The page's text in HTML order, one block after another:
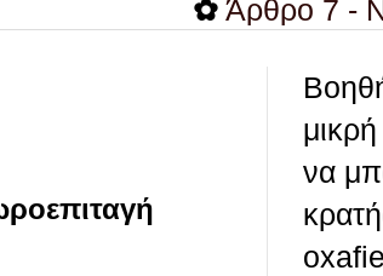
Άρθρο 7 - Νόμος
να